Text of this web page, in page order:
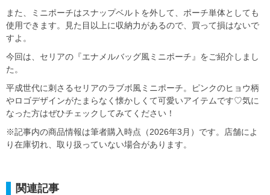
また、ミニポーチはスナップベルトを外して、ポーチ単体としても
使用できます。見た目以上に収納力があるので、買って損はないで
すよ。
今回は、セリアの『エナメルバッグ風ミニポーチ』をご紹介しまし
た。
平成世代に刺さるセリアのラブボ風ミニポーチ。ピンクのヒョウ柄
やロゴデザインがたまらなく懐かしくて可愛いアイテムです♡気に
なった方はぜひチェックしてみてください！
※記事内の商品情報は筆者購入時点（2026年3月）です。店舗によ
り在庫切れ、取り扱っていない場合があります。
関連記事